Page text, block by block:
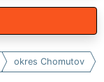
okres Chomutov